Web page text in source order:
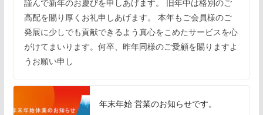
謹んで新年のお慶びを申しあげます。 旧年中は格別のご
高配を賜り厚くお礼申しあげます。 本年もご会員様のご
発展に少しでも貢献できるよう真心をこめたサービスを心
がけてまいります。何卒、昨年同様のご愛顧を賜りますよ
うお願い申し
年末年始 営業のお知らせです。